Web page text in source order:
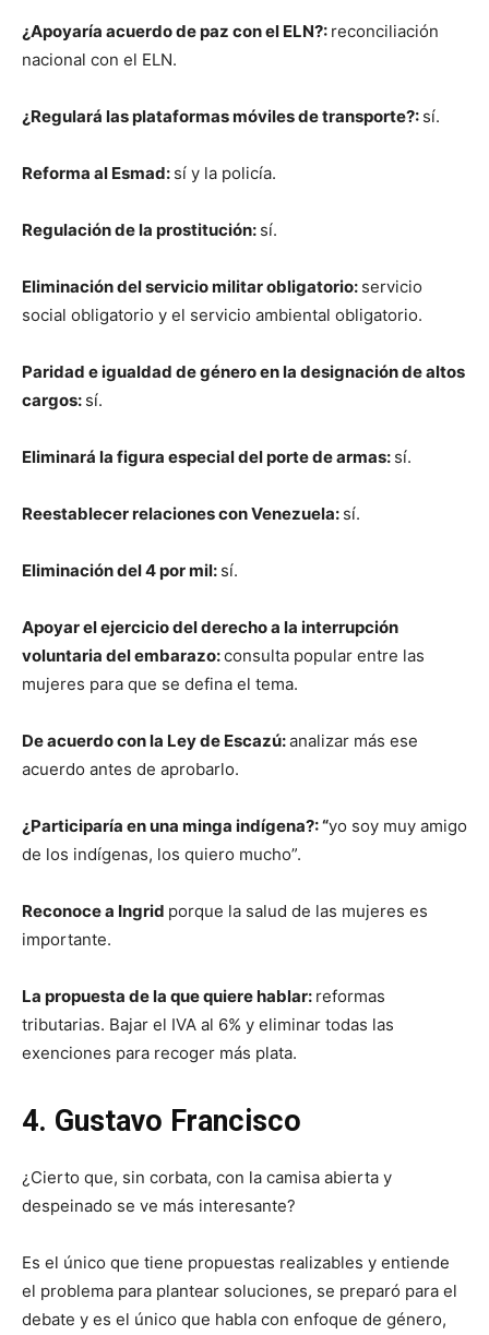
¿Apoyaría acuerdo de paz con el ELN?: reconciliación
nacional con el ELN.
¿Regulará las plataformas móviles de transporte?: sí.
Reforma al Esmad: sí y la policía.
Regulación de la prostitución: sí.
Eliminación del servicio militar obligatorio: servicio
social obligatorio y el servicio ambiental obligatorio.
Paridad e igualdad de género en la designación de altos
cargos: sí.
Eliminará la figura especial del porte de armas: sí.
Reestablecer relaciones con Venezuela: sí.
Eliminación del 4 por mil: sí.
Apoyar el ejercicio del derecho a la interrupción
voluntaria del embarazo:consulta popular entre las
mujeres para que se defina el tema.
De acuerdo con la Ley de Escazú:analizar más ese
acuerdo antes de aprobarlo.
¿Participaría en una minga indígena?: “yo soy muy amigo
de los indígenas, los quiero mucho”.
Reconoce a Ingrid porque la salud de las mujeres es
importante.
La propuesta de la que quiere hablar: reformas
tributarias. Bajar el IVA al 6% y eliminar todas las
exenciones para recoger más plata.
4. Gustavo Francisco
¿Cierto que, sin corbata, con la camisa abierta y
despeinado se ve más interesante?
Es el único que tiene propuestas realizables y entiende
el problema para plantear soluciones, se preparó para el
debate y es el único que habla con enfoque de género,